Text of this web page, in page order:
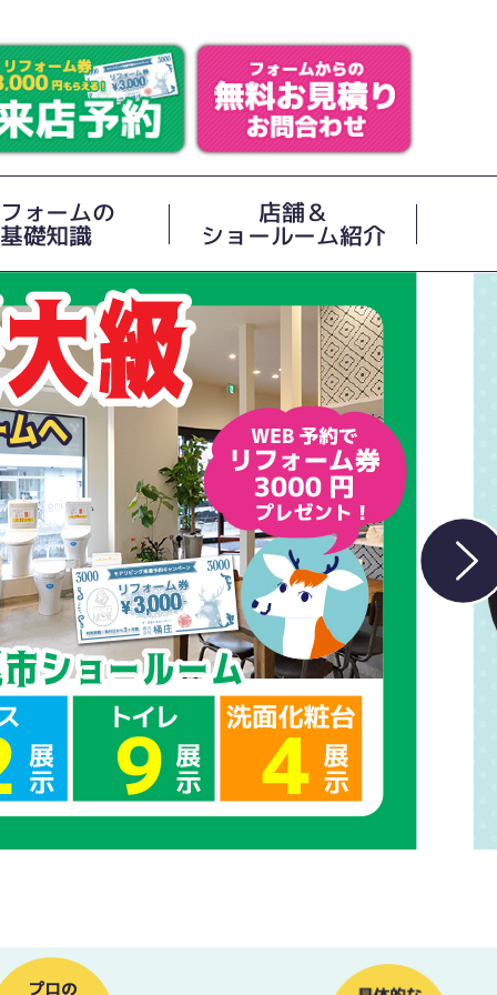
ォームの
基礎知識
店舗＆
ショールーム紹介